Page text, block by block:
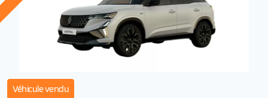
Véhicule vendu